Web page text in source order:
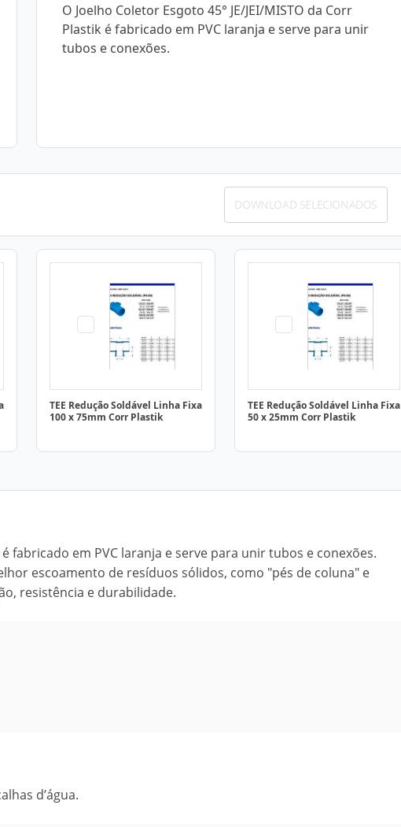
O Joelho Coletor Esgoto 45° JE/JEI/MISTO da Corr
Plastik é fabricado em PVC laranja e serve para unir
tubos e conexões.
DOWNLOAD SELECIONADOS
TEE Redução Soldável Linha Fixa
100 x 75mm Corr Plastik
TEE Redução Soldável Linha Fixa
50 x 25mm Corr Plastik
é fabricado em PVC laranja e serve para unir tubos e conexões.
escoamento de resíduos sólidos, como "pés de coluna" e
resistência e durabilidade.
d’água.